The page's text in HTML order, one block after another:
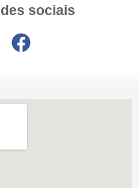
sociais